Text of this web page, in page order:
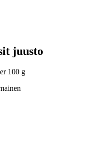
juusto
100 g